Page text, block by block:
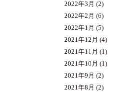
2022年3月 (2)
2022年2月 (6)
2022年1月 (5)
2021年12月 (4)
2021年11月 (1)
2021年10月 (1)
2021年9月 (2)
2021年8月 (2)